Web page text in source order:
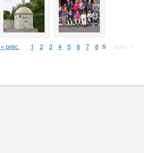
« préc. 1 2 3 4 5 6 7 8 9 suiv. »